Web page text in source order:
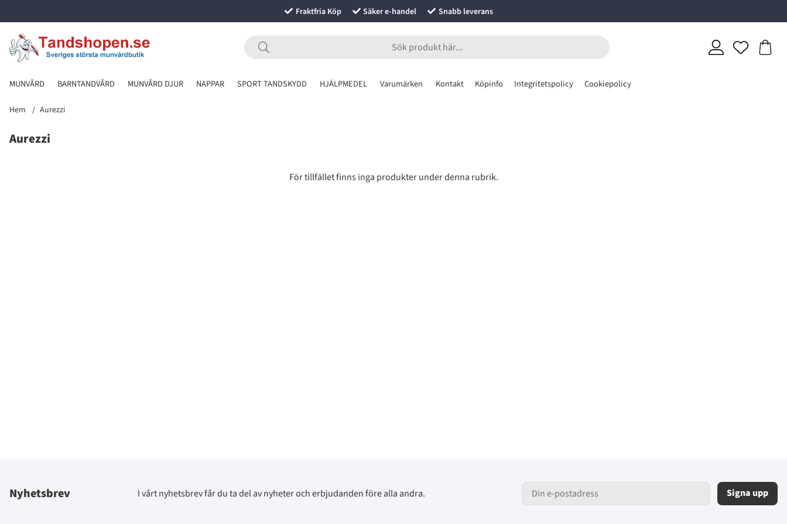
Fraktfria Köp Säker e-handel Snabb leverans
MUNVÅRD BARNTANDVÅRD MUNVÅRD DJUR NAPPAR SPORT TANDSKYDD HJÄLPMEDEL Varumärken Kontakt Köpinfo Integritetspolicy Cookiepolicy
Hem Aurezzi
Aurezzi
För tillfället finns inga produkter under denna rubrik.
Nyhetsbrev I vårt nyhetsbrev får du ta del av nyheter och erbjudanden före alla andra. Signa upp